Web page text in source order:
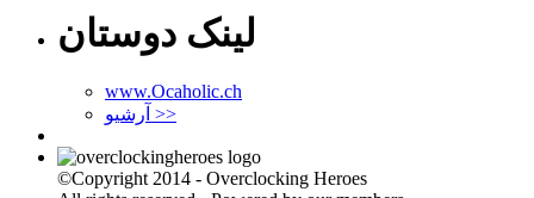
لینک دوستان
www.Ocaholic.ch
آرشیو >>
©Copyright 2014 - Overclocking Heroes